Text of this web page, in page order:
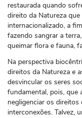
restaurada quando
direito da Natureza
internacionalizado, a
fazendo sangrar a
queimar flora e fauna,
Na perspectiva
direitos da Natureza e
desvincular os seres
fundamental, pois, que
negligenciar os direitos
interconexões. Talvez,